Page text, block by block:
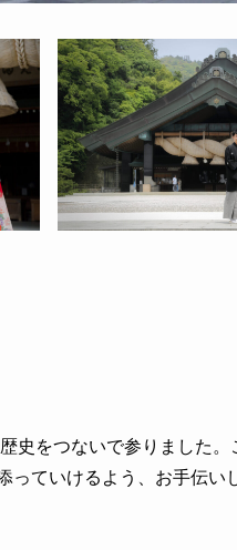
史をつないで参りました。
っていけるよう、お手伝い